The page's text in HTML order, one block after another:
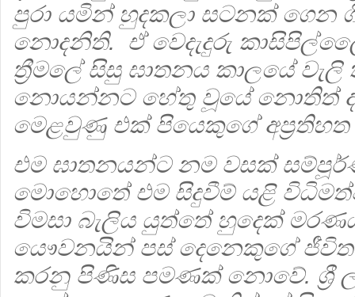
පුරා යමින් හුදකලා සටනක් ගෙන
නොදනිති. ඒ වෙදැදුරු
ත්‍රීමලේ සිසු ඝාතනය කාලයේ වැලි
නොයන්නට හේතු වූයේ නොතිත්
මෙළවුණු එක් පියෙකුගේ
එම ඝාතනයන්ට නම වසක්
මොහොතේ එම සිදුවීම් යළි
විමසා බැලිය යුත්තේ හුදෙක්
යෞවනයින් පස් දෙනෙකුගේ
කරනු පිණිස පමණක් නොවේ. ශ්‍රී